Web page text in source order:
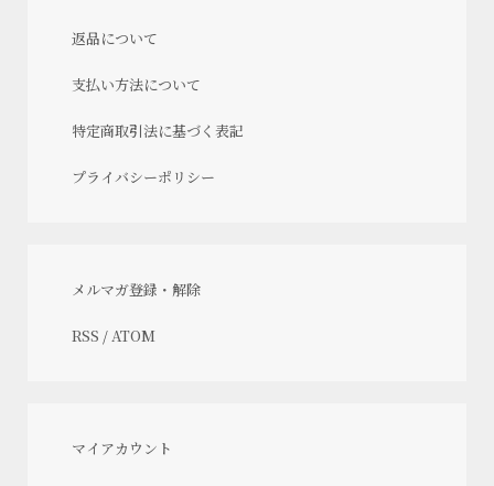
返品について
支払い方法について
特定商取引法に基づく表記
プライバシーポリシー
メルマガ登録・解除
RSS / ATOM
マイアカウント